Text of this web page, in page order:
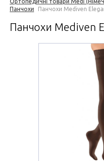
Панчохи
Панчохи Mediven
Панчохи Mediven